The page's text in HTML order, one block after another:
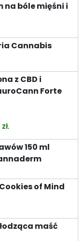
na bóle mięśni i
Cannabis
z CBD i
Forte
zł.
150 ml
of Mind
maść